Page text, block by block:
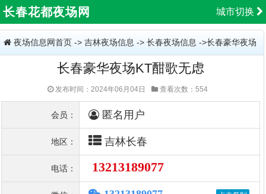
城市切换
长春花都夜场网
夜场信息网首页 -> 吉林夜场信息 -> 长春夜场信息 ->长春豪华夜场
长春豪华夜场KT酣歌无虑
发布时间：2024年06月04日 查看次数：554
会员： 匿名用户
地区： 吉林长春
电话： 13213189077